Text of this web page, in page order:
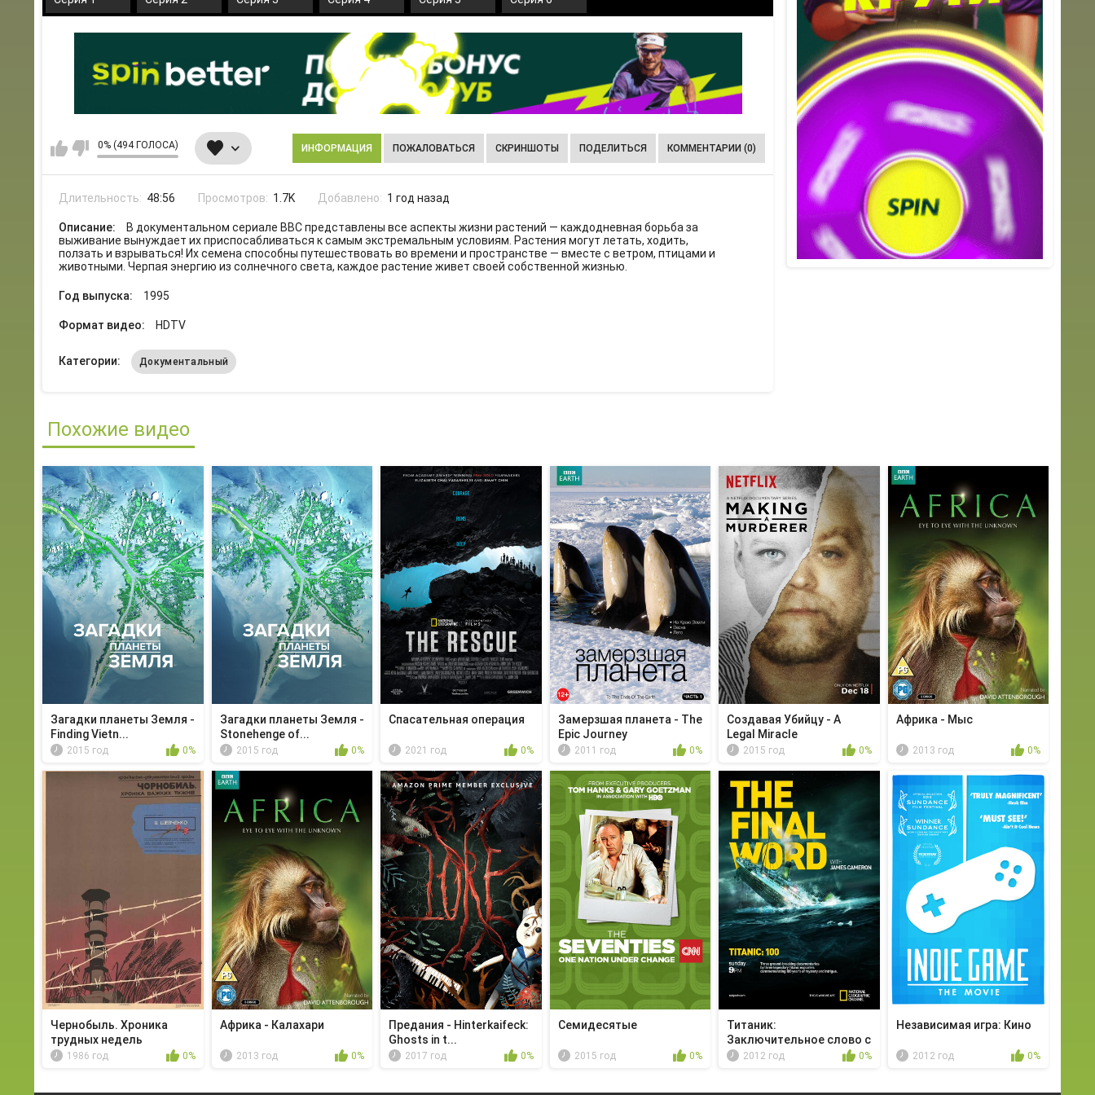
0% (494 ГОЛОСА) ИНФОРМАЦИЯ ПОЖАЛОВАТЬСЯ СКРИНШОТЫ ПОДЕЛИТЬСЯ КОММЕНТАРИИ (0)
Длительность: 48:56 Просмотров: 1.7K Добавлено: 1 год назад
Описание:
В документальном сериале ВВС представлены все аспекты жизни растений — каждодневная борьба за
выживание вынуждает их приспосабливаться к самым экстремальным условиям. Растения могут летать, ходить,
ползать и взрываться! Их семена способны путешествовать во времени и пространстве — вместе с ветром, птицами и
животными. Черпая энергию из солнечного света, каждое растение живет своей собственной жизнью.
Год выпуска: 1995
Формат видео: HDTV
Категории: Документальный
Похожие видео
Загадки планеты Земля -
Finding Vietn...
2015 год 0%
Загадки планеты Земля -
Stonehenge of...
2015 год 0%
Спасательная операция
2021 год 0%
Замерзшая планета - The
Epic Journey
2011 год 0%
Создавая Убийцу - A
Legal Miracle
2015 год 0%
Африка - Мыс
2013 год 0%
Чернобыль. Хроника
трудных недель
1986 год 0%
Африка - Калахари
2013 год 0%
Предания - Hinterkaifeck:
Ghosts in t...
2017 год 0%
Семидесятые
2015 год 0%
Титаник:
Заключительное слово с
Джейм...
2012 год 0%
Независимая игра: Кино
2012 год 0%